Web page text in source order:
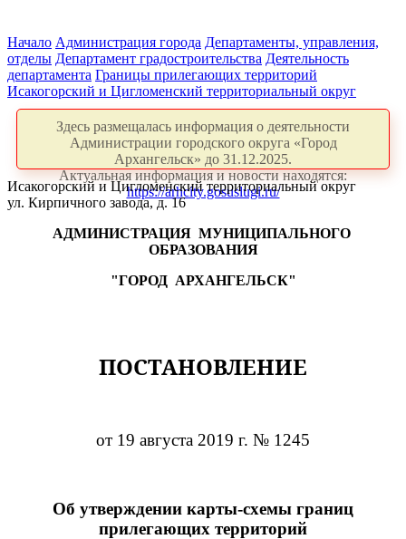
Начало Администрация города Департаменты, управления,
отделы Департамент градостроительства Деятельность
департамента Границы прилегающих территорий
Исакогорский и Цигломенский территориальный округ
Здесь размещалась информация о деятельности
Администрации городского округа «Город
Архангельск» до 31.12.2025.
Актуальная информация и новости находятся:
https://arhcity.gosuslugi.ru/
Исакогорский и Цигломенский территориальный округ
ул. Кирпичного завода, д. 16
АДМИНИСТРАЦИЯ МУНИЦИПАЛЬНОГО
ОБРАЗОВАНИЯ
"ГОРОД АРХАНГЕЛЬСК"
ПОСТАНОВЛЕНИЕ
от 19 августа 2019 г. № 1245
Об утверждении карты-схемы границ
прилегающих территорий